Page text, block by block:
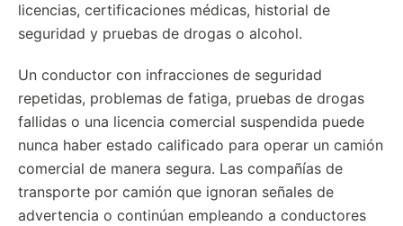
licencias, certificaciones médicas, historial de
seguridad y pruebas de drogas o alcohol.
Un conductor con infracciones de seguridad
repetidas, problemas de fatiga, pruebas de drogas
fallidas o una licencia comercial suspendida puede
nunca haber estado calificado para operar un camión
comercial de manera segura. Las compañías de
transporte por camión que ignoran señales de
advertencia o continúan empleando a conductores